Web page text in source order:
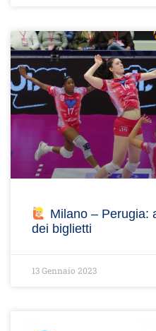
Milano – Perugia:
dei biglietti
13 Gennaio 2023